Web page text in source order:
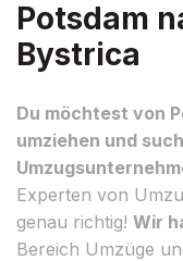
Potsdam
Bystrica
Du möchtest von
umziehen und
Experten von
genau richtig! Wir
Bereich Umzüge